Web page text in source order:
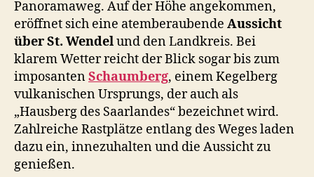
Panoramaweg. Auf der Höhe angekommen,
eröffnet sich eine atemberaubende Aussicht
über St. Wendelund den Landkreis. Bei
klarem Wetter reicht der Blick sogar bis zum
imposantenSchaumberg, einem Kegelberg
vulkanischen Ursprungs, der auch als
„Hausberg des Saarlandes“ bezeichnet wird.
Zahlreiche Rastplätze entlang des Weges laden
dazu ein, innezuhalten und die Aussicht zu
genießen.